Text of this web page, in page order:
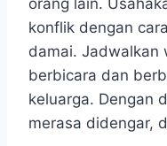
konflik dengan
damai. Jadwalkan
berbicara dan
keluarga. Dengan
merasa didengar,